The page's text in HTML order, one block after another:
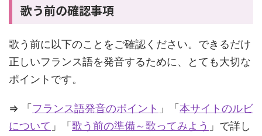
歌う前の確認事項
歌う前に以下のことをご確認ください。できるだけ
正しいフランス語を発音するために、とても大切な
ポイントです。
⇒ 「フランス語発音のポイント 」「本サイトのルビ
について 」「歌う前の準備～歌ってみよう 」で詳し